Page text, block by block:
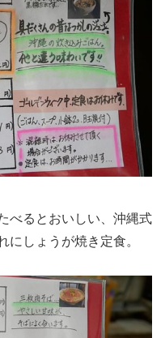
べるとおいしい、沖縄式
にしょうが焼き定食。